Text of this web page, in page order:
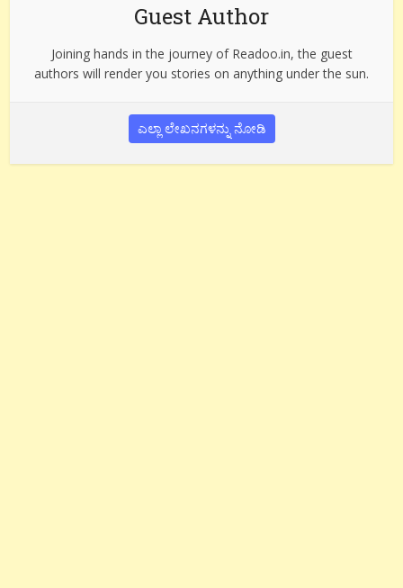
Guest Author
Joining hands in the journey of Readoo.in, the guest
authors will render you stories on anything under the sun.
ಎಲ್ಲಾ ಲೇಖನಗಳನ್ನು ನೋಡಿ